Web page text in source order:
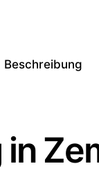
Beschreibung